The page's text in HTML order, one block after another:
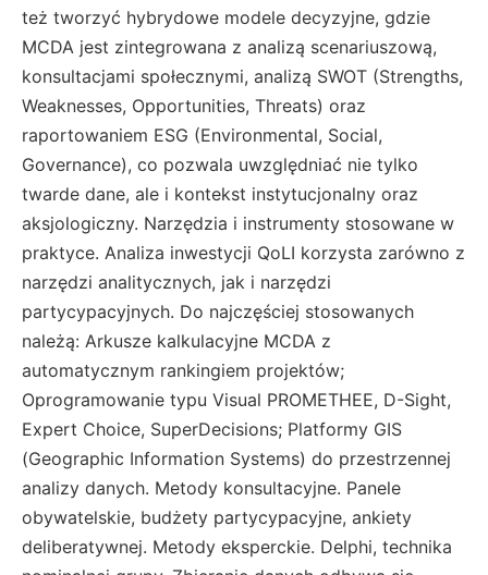
też tworzyć hybrydowe modele decyzyjne, gdzie
MCDA jest zintegrowana z analizą scenariuszową,
konsultacjami społecznymi, analizą SWOT (Strengths,
Weaknesses, Opportunities, Threats) oraz
raportowaniem ESG (Environmental, Social,
Governance), co pozwala uwzględniać nie tylko
twarde dane, ale i kontekst instytucjonalny oraz
aksjologiczny. Narzędzia i instrumenty stosowane w
praktyce. Analiza inwestycji QoLI korzysta zarówno z
narzędzi analitycznych, jak i narzędzi
partycypacyjnych. Do najczęściej stosowanych
należą: Arkusze kalkulacyjne MCDA z
automatycznym rankingiem projektów;
Oprogramowanie typu Visual PROMETHEE, D-Sight,
Expert Choice, SuperDecisions; Platformy GIS
(Geographic Information Systems) do przestrzennej
analizy danych. Metody konsultacyjne. Panele
obywatelskie, budżety partycypacyjne, ankiety
deliberatywnej. Metody eksperckie. Delphi, technika